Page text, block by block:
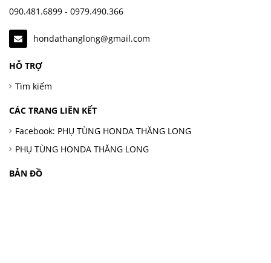
090.481.6899 - 0979.490.366
hondathanglong@gmail.com
HỖ TRỢ
Tìm kiếm
CÁC TRANG LIÊN KẾT
Facebook: PHỤ TÙNG HONDA THĂNG LONG
PHỤ TÙNG HONDA THĂNG LONG
BẢN ĐỒ